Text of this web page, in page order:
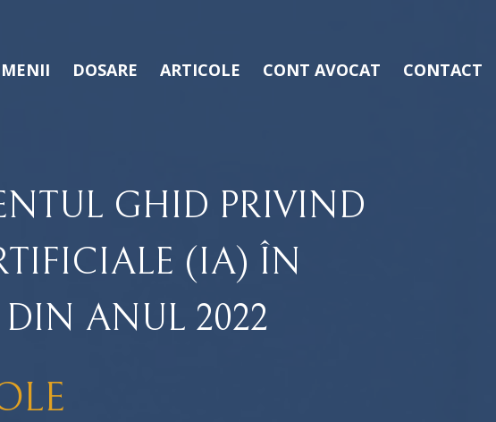
DOSARE ARTICOLE CONT AVOCAT CONTACT
GHID PRIVIND
(IA) ÎN
ANUL 2022